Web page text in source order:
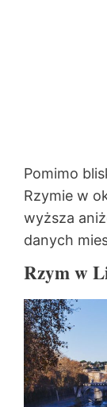
Pomimo
Rzymie w
wyższa
danych
Rzym w